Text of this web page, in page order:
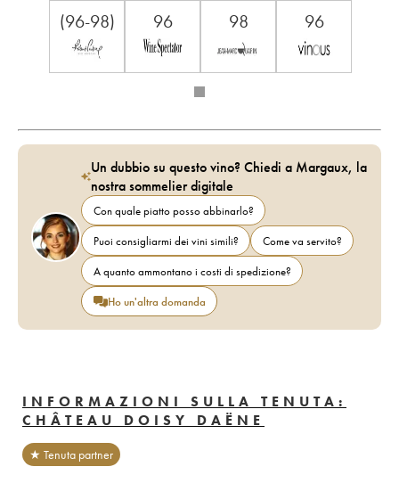
(96-98) 96 98 96
Un dubbio su questo vino? Chiedi a Margaux, la
nostra sommelier digitale
Con quale piatto posso abbinarlo?
Puoi consigliarmi dei vini simili?
Come va servito?
A quanto ammontano i costi di spedizione?
Ho un'altra domanda
INFORMAZIONI SULLA TENUTA:
CHÂTEAU DOISY DAËNE
★ Tenuta partner